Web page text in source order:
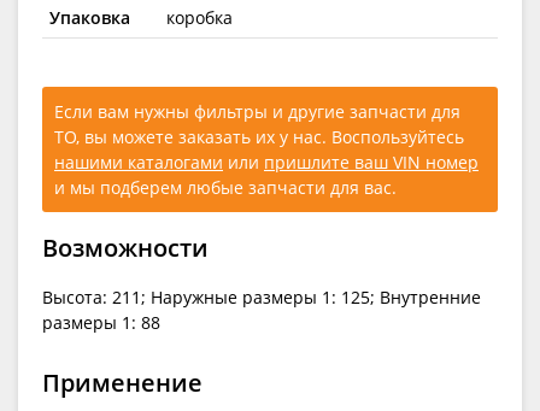
Упаковка
коробка
Если вам нужны фильтры и другие запчасти для
ТО, вы можете заказать их у нас. Воспользуйтесь
нашими каталогами или пришлите ваш VIN номер
и мы подберем любые запчасти для вас.
Возможности
Высота: 211; Наружные размеры 1: 125; Внутренние
размеры 1: 88
Применение